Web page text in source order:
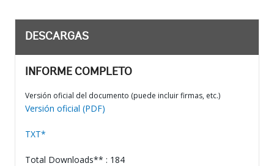
DESCARGAS
INFORME COMPLETO
Versión oficial del documento (puede incluir firmas, etc.)
Versión oficial (PDF)
TXT*
Total Downloads** : 184